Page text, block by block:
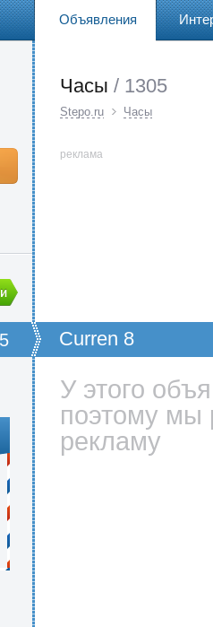
Объявления
Часы / 1305
Stepo.ru Часы
реклама
Curren 8
У этого
поэтому мы
рекламу